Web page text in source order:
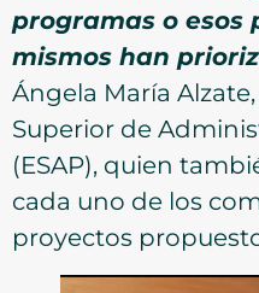
programas o esos
mismos han
Ángela María
Superior de
(ESAP), quien
cada uno de los
proyectos